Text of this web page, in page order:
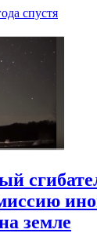
спустя
земле